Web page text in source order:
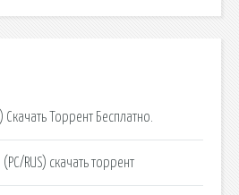
Торрент Бесплатно.
RUS) скачать торрент